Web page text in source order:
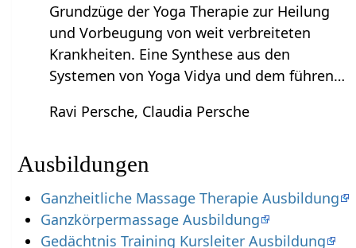
Grundzüge der Yoga Therapie zur Heilung
und Vorbeugung von weit verbreiteten
Krankheiten. Eine Synthese aus den
Systemen von Yoga Vidya und dem führen…
Ravi Persche, Claudia Persche
Ausbildungen
Ganzheitliche Massage Therapie Ausbildung
Ganzkörpermassage Ausbildung
Gedächtnis Training Kursleiter Ausbildung